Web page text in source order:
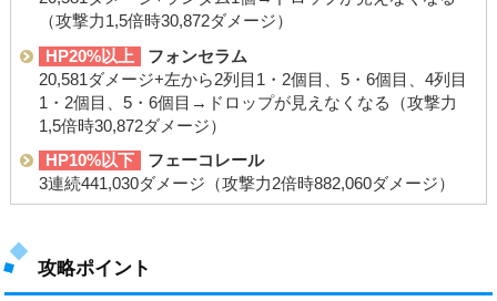
（攻撃力1,5倍時30,872ダメージ）
HP20%以上
フォンセラム
20,581ダメージ+左から2列目1・2個目、5・6個目、4列目
1・2個目、5・6個目→ドロップが見えなくなる（攻撃力
1,5倍時30,872ダメージ）
HP10%以下
フェーコレール
3連続441,030ダメージ（攻撃力2倍時882,060ダメージ）
攻略ポイント